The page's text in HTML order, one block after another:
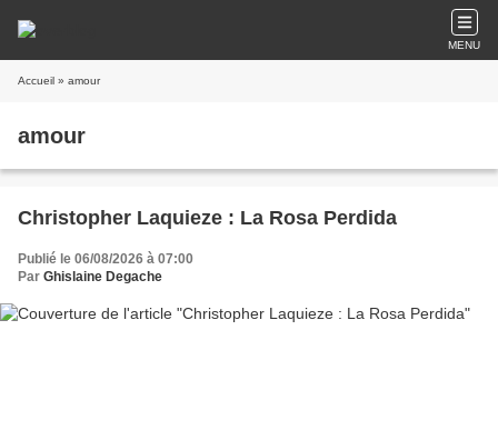
MENU
Accueil » amour
amour
Christopher Laquieze : La Rosa Perdida
Publié le 06/08/2026 à 07:00
Par Ghislaine Degache